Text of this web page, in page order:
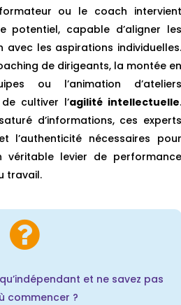
ou le coach intervient
potentiel, capable d’aligner les
avec les aspirations individuelles.
de dirigeants, la montée en
ou l’animation d’ateliers
cultiver l’agilité intellectuelle
d’informations, ces experts
l’authenticité nécessaires pour
véritable levier de performance
travail.
et ne savez pas
commencer ?